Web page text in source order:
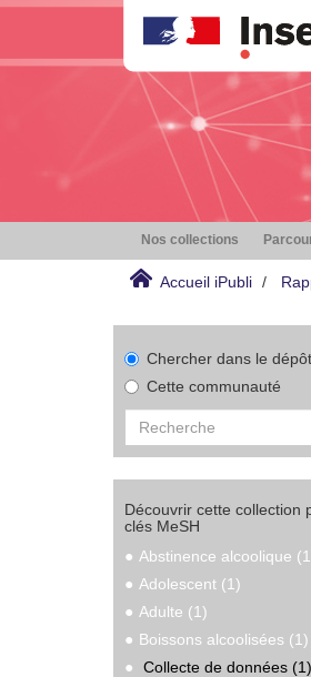
Nos collections
Accueil iPubli
Chercher dans le dépôt
Cette communauté
Découvrir cette collection
clés MeSH
Abstinence alcoolique
Adolescent (1)
Adulte (1)
Boissons alcoolisées (1)
Collecte de données (1)